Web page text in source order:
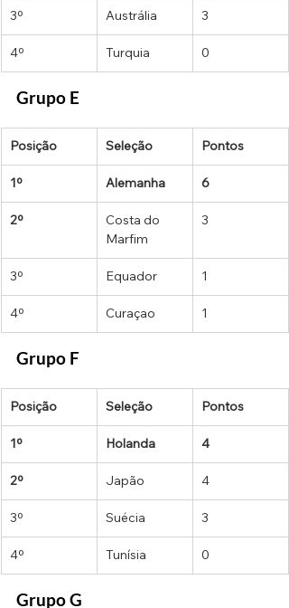
3º Austrália 3
4º Turquia 0
Grupo E
Posição Seleção Pontos
1º Alemanha 6
2º
Costa do
Marfim
3
3º Equador 1
4º Curaçao 1
Grupo F
Posição Seleção Pontos
1º Holanda 4
2º Japão 4
3º Suécia 3
4º Tunísia 0
Grupo G